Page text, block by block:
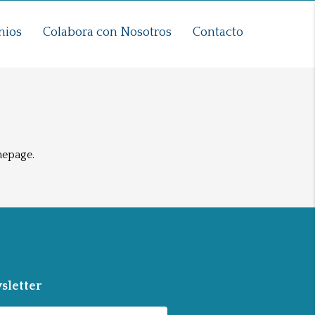
Colabora con Nosotros Contacto